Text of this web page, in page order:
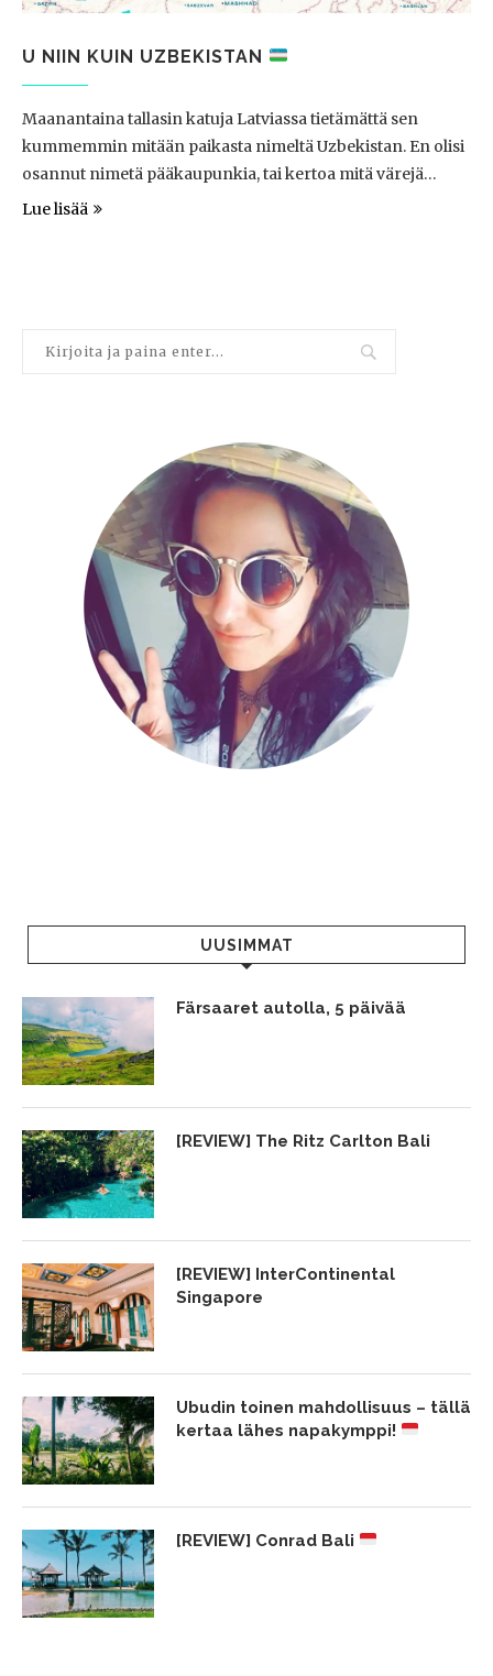
U NIIN KUIN UZBEKISTAN
Maanantaina tallasin katuja Latviassa tietämättä sen
kummemmin mitään paikasta nimeltä Uzbekistan. En olisi
osannut nimetä pääkaupunkia, tai kertoa mitä värejä…
Lue lisää
UUSIMMAT
Färsaaret autolla, 5 päivää
[REVIEW] The Ritz Carlton Bali
[REVIEW] InterContinental
Singapore
Ubudin toinen mahdollisuus – tällä
kertaa lähes napakymppi!
[REVIEW] Conrad Bali